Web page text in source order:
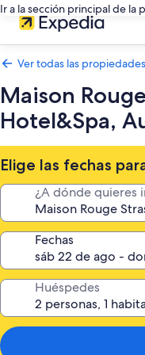
Ir a la sección principal de la
Ver todas las propiedades
Maison
Hotel&Spa,
Elige las fechas
¿A dónde quieres
Fechas
Huéspedes